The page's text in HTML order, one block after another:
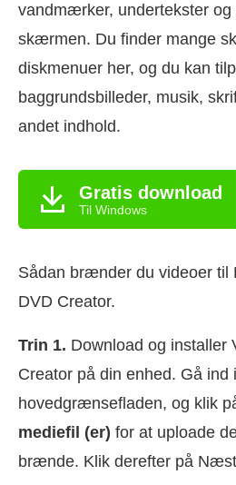
vandmærker, undertekster og
skærmen. Du finder mange
diskmenuer her, og du kan
baggrundsbilleder, musik,
andet indhold.
Gratis download
Til Windows
Sådan brænder du videoer til
DVD Creator.
Trin 1. Download og installer
Creator på din enhed. Gå ind i
hovedgrænsefladen, og klik
mediefil (er) for at uploade
brænde. Klik derefter på